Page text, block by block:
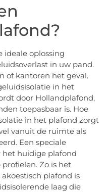
ideale oplossing
in uw pand.
of kantoren het geval.
in het
door Hollandplafond,
toepasbaar is. Hoe
in het plafond zorgt
vanuit de ruimte als
Een speciale
huidige plafond
Zo is het
plafond is
laag die